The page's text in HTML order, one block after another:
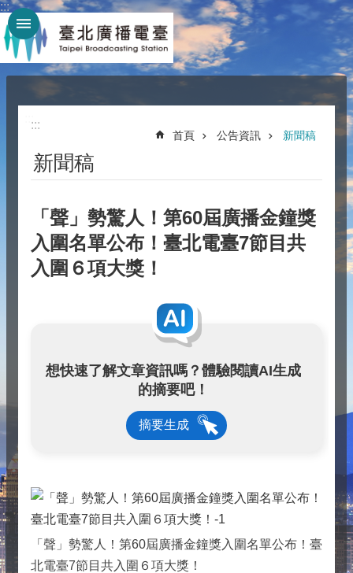
跳到主要內容區塊
:::
:::
首頁 公告資訊 新聞稿
新聞稿
「聲」勢驚人！第60屆廣播金鐘獎
入圍名單公布！臺北電臺7節目共
入圍６項大獎！
想快速了解文章資訊嗎？體驗閱讀AI生成
的摘要吧！
摘要生成
「聲」勢驚人！第60屆廣播金鐘獎入圍名單公布！臺
北電臺7節目共入圍６項大獎！